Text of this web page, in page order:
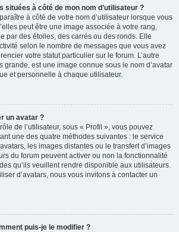
situées à côté de mon nom d’utilisateur ?
à côté de votre nom d’utilisateur lorsque vous
peut être une image associée à votre rang,
par des étoiles, des carrés ou des ronds. Elle
selon le nombre de messages que vous avez
votre statut particulier sur le forum. L’autre
grande, est une image connue sous le nom d’avatar
et personnelle à chaque utilisateur.
un avatar ?
de l’utilisateur, sous « Profil », vous pouvez
une des quatre méthodes suivantes : le service
les images distantes ou le transfert d’images
du forum peuvent activer ou non la fonctionnalité
qu’ils veuillent rendre disponible aux utilisateurs.
d’avatars, nous vous invitons à contacter un
puis-je le modifier ?